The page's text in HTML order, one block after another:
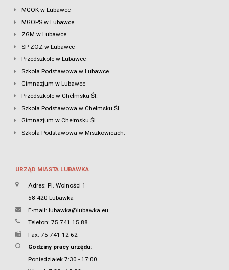
MGOK w Lubawce
MGOPS w Lubawce
ZGM w Lubawce
SP ZOZ w Lubawce
Przedszkole w Lubawce
Szkoła Podstawowa w Lubawce
Gimnazjum w Lubawce
Przedszkole w Chełmsku Śl.
Szkoła Podstawowa w Chełmsku Śl.
Gimnazjum w Chełmsku Śl.
Szkoła Podstawowa w Miszkowicach.
URZĄD MIASTA LUBAWKA
Adres: Pl. Wolności 1
58-420 Lubawka
E-mail: lubawka@lubawka.eu
Telefon: 75 741 15 88
Fax: 75 741 12 62
Godziny pracy urzędu:
Poniedziałek 7:30 - 17:00